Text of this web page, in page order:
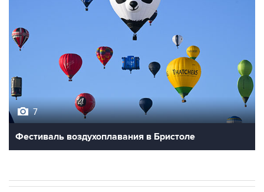
7
Фестиваль воздухоплавания в Бристоле